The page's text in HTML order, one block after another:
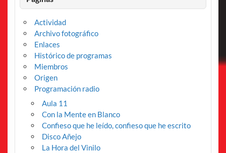
Actividad
Archivo fotográfico
Enlaces
Histórico de programas
Miembros
Origen
Programación radio
Aula 11
Con la Mente en Blanco
Confieso que he leído, confieso que he escrito
Disco Añejo
La Hora del Vinilo